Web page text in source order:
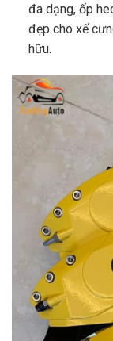
đa dạng, ốp
đẹp cho xế
hữu.